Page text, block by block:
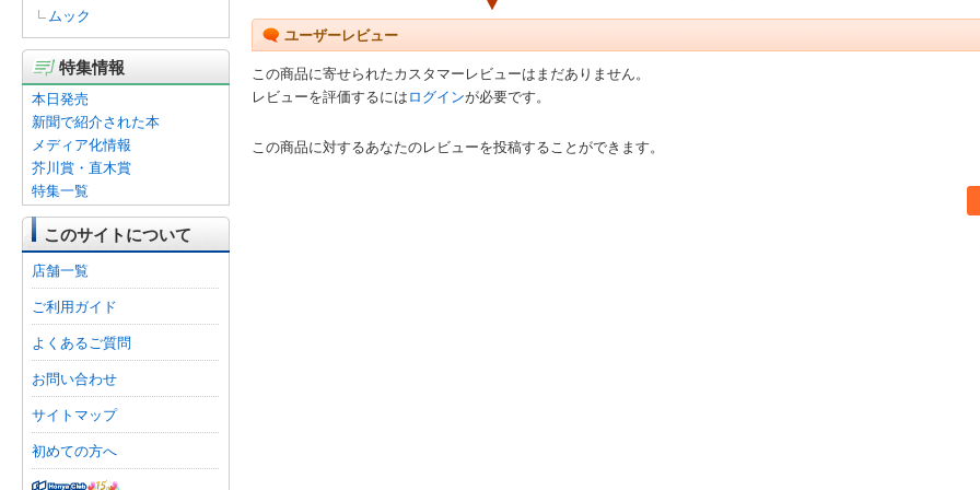
ムック
特集情報
本日発売
新聞で紹介された本
メディア化情報
芥川賞・直木賞
特集一覧
このサイトについて
店舗一覧
ご利用ガイド
よくあるご質問
お問い合わせ
サイトマップ
初めての方へ
ユーザーレビュー
この商品に寄せられたカスタマーレビューはまだありません。
レビューを評価するには ログインが必要です。
この商品に対するあなたのレビューを投稿することができます。